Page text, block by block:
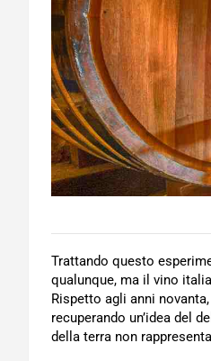
Trattando questo
qualunque, ma il vino
Rispetto agli anni
recuperando un’idea del
della terra non